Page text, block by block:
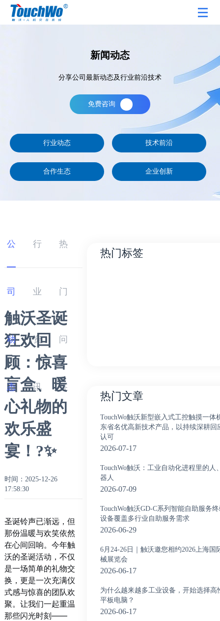
新闻动态
分享公司最新动态及行业前沿技术
免费咨询
行业动态 技术前沿
合作生态 企业创新
公
司
动
态
行
业
资
讯
热
门
问
答
触沃圣诞
狂欢回
顾：惊喜
盲盒、暖
心礼物的
欢乐盛
宴！?✨
时间：2025-12-26
17:58:30
圣诞铃声已渐远，但
那份温暖与欢笑依然
在心间回响。今年触
沃的圣诞活动，不仅
是一场简单的礼物交
换，更是一次充满仪
式感与惊喜的团队欢
聚。让我们一起重温
那些闪光时刻——
热门标签
热门文章
TouchWo触沃新型嵌入式工控触摸一体
东省名优高新技术产品，以持续深耕回
认可
2026-07-17
TouchWo触沃：工业自动化进程里的人
器人
2026-07-09
TouchWo触沃GD-C系列智能自助服务
设备覆盖多行业自助服务需求
2026-06-29
6月24-26日｜触沃邀您相约2026上海国
械展览会
2026-06-17
为什么越来越多工业设备，开始选择高
平板电脑？
2026-06-17